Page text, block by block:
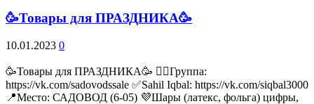
🥳Товары для ПРАЗДНИКА🥳
10.01.2023 0
🥳Товары для ПРАЗДНИКА🥳 👉🏻Группа:
https://vk.com/sadovodssale ✅Sahil Iqbal: https://vk.com/siqbal3000
📍Место: САДОВОД (6-05) 💜Шары (латекс, фольга) цифры,